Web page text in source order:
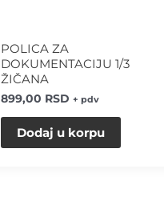
POLICA ZA
DOKUMENTACIJU 1/3
ŽIČANA
899,00 RSD + pdv
Dodaj u korpu